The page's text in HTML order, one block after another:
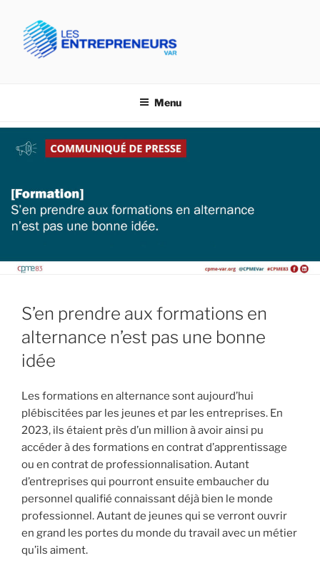
contenu
principal
ENTREPRENEURS VAR
Menu
S’en prendre aux formations en
alternance n’est pas une bonne
idée
Les formations en alternance sont aujourd’hui
plébiscitées par les jeunes et par les entreprises. En
2023, ils étaient près d’un million à avoir ainsi pu
accéder à des formations en contrat d’apprentissage
ou en contrat de professionnalisation. Autant
d’entreprises qui pourront ensuite embaucher du
personnel qualifié connaissant déjà bien le monde
professionnel. Autant de jeunes qui se verront ouvrir
en grand les portes du monde du travail avec un métier
qu’ils aiment.